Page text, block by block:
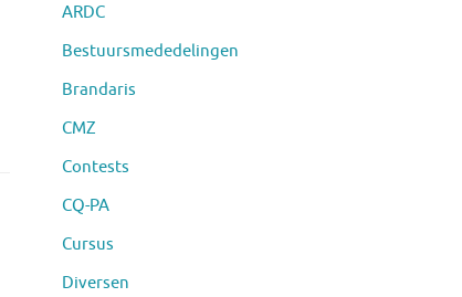
ARDC
Bestuursmededelingen
Brandaris
CMZ
Contests
CQ-PA
Cursus
Diversen